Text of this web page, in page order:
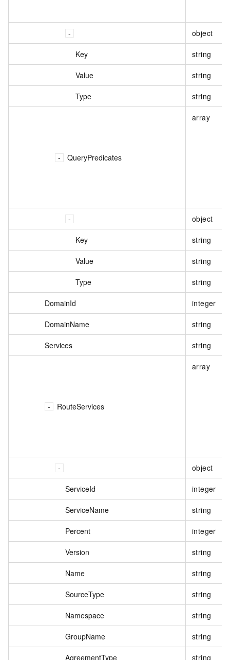
object
Key string
Value string
Type string
QueryPredicates
array
object
Key string
Value string
Type string
DomainId integer
DomainName string
Services string
RouteServices
array
object
ServiceId integer
ServiceName string
Percent integer
Version string
Name string
SourceType string
Namespace string
GroupName string
AgreementType string